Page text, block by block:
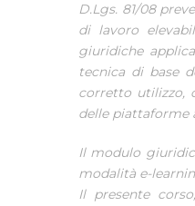
D.Lgs. 81/08
di lavoro
giuridiche
tecnica di base
corretto utilizzo,
delle piattaforme
Il modulo
modalità e-
Il presente